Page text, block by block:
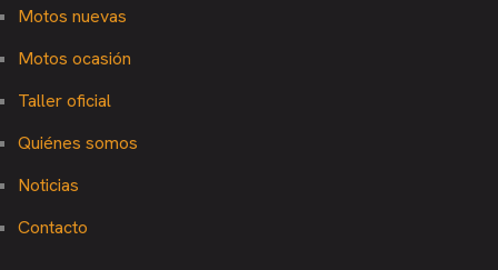
Motos nuevas
Motos ocasión
Taller oficial
Quiénes somos
Noticias
Contacto